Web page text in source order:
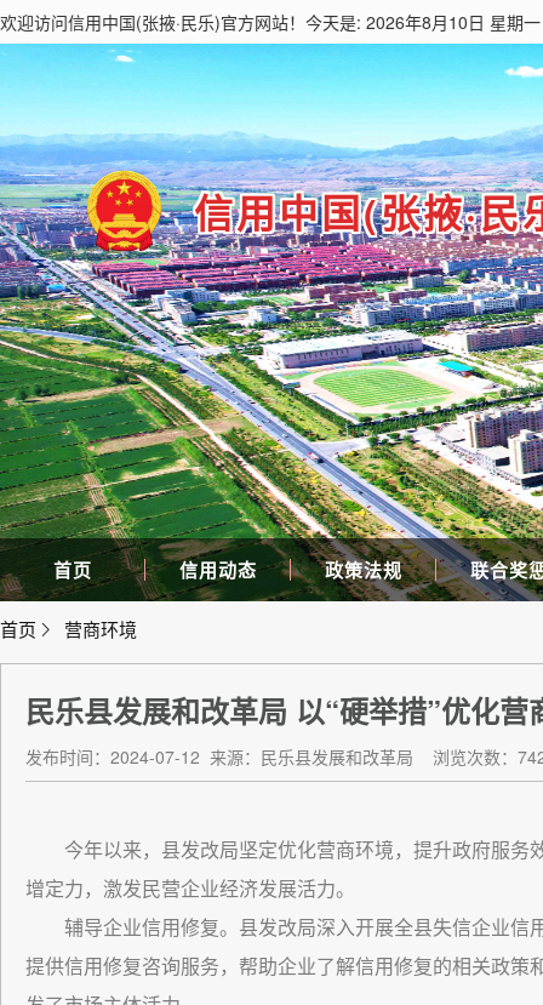
欢迎访问信用中国(张掖·民乐)官方网站！今天是: 2026年8月10日 星期一
信用中国(张掖·民
首页 信用动态 政策法规 联合奖
首页 营商环境
民乐县发展和改革局 以“硬举措”优化营
发布时间：2024-07-12 来源：民乐县发展和改革局 浏览次数：
今年以来，县发改局坚定优化营商环境，提升政府服
增定力，激发民营企业经济发展活力。
辅导企业信用修复。县发改局深入开展全县失信企业
提供信用修复咨询服务，帮助企业了解信用修复的相关政